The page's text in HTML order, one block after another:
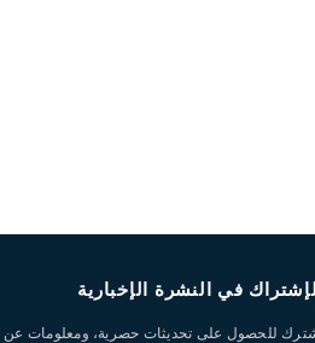
في النشرة الإخبارية
للحصول على تحديثات حصرية، ومعلومات عن